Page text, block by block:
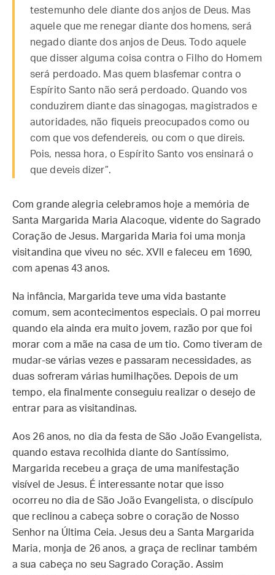
testemunho dele diante dos anjos de Deus. Mas
aquele que me renegar diante dos homens, será
negado diante dos anjos de Deus. Todo aquele
que disser alguma coisa contra o Filho do Homem
será perdoado. Mas quem blasfemar contra o
Espírito Santo não será perdoado. Quando vos
conduzirem diante das sinagogas, magistrados e
autoridades, não fiqueis preocupados como ou
com que vos defendereis, ou com o que direis.
Pois, nessa hora, o Espírito Santo vos ensinará o
que deveis dizer”.
Com grande alegria celebramos hoje a memória de
Santa Margarida Maria Alacoque, vidente do Sagrado
Coração de Jesus. Margarida Maria foi uma monja
visitandina que viveu no séc. XVII e faleceu em 1690,
com apenas 43 anos.
Na infância, Margarida teve uma vida bastante
comum, sem acontecimentos especiais. O pai morreu
quando ela ainda era muito jovem, razão por que foi
morar com a mãe na casa de um tio. Como tiveram de
mudar-se várias vezes e passaram necessidades, as
duas sofreram várias humilhações. Depois de um
tempo, ela finalmente conseguiu realizar o desejo de
entrar para as visitandinas.
Aos 26 anos, no dia da festa de São João Evangelista,
quando estava recolhida diante do Santíssimo,
Margarida recebeu a graça de uma manifestação
visível de Jesus. É interessante notar que isso
ocorreu no dia de São João Evangelista, o discípulo
que reclinou a cabeça sobre o coração de Nosso
Senhor na Última Ceia. Jesus deu a Santa Margarida
Maria, monja de 26 anos, a graça de reclinar também
a sua cabeça no seu Sagrado Coração. Assim